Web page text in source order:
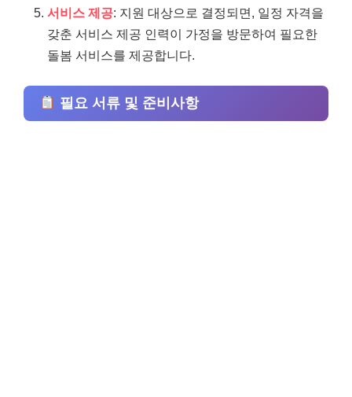
서비스 제공: 지원 대상으로 결정되면, 일정 자격을
갖춘 서비스 제공 인력이 가정을 방문하여 필요한
돌봄 서비스를 제공합니다.
필요 서류 및 준비사항